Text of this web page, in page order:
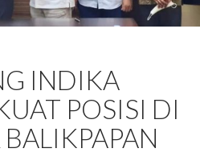
INDIKA
POSISI DI